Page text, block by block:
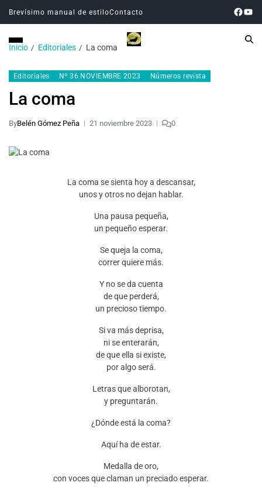
Brevísimo manual de estiloContacto
Inicio Editoriales La coma
Editoriales Nº 36 NOVIEMBRE 2023 Números revista
La coma
ByBelén Gómez Peña 21 noviembre 2023 0
La coma se sienta hoy a descansar,
unos y otros no dejan hablar.
Una pausa pequeña,
un pequeño esperar.
Se queja la coma,
correr quiere más.
Y no se da cuenta
de que perderá,
un precioso tiempo.
Si va más deprisa,
ni se enterarán,
de que ella si existe,
por algo será.
Letras que alborotan,
y preguntarán.
¿Dónde está la coma?
Aquí ha de estar.
Medalla de oro,
con voces que claman un preciado esperar.